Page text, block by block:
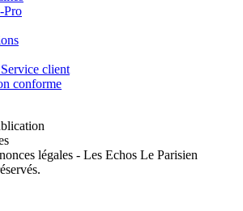
Pro
client
conforme
légales - Les Echos Le Parisien